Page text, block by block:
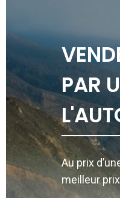
PAR
Au prix
meilleur